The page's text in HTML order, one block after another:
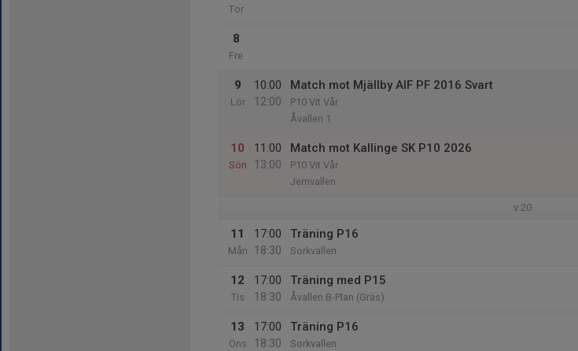
Tor
8
Fre
9
Lör
10:00
12:00
Match mot Mjällby AIF PF 2016 Svart
P10 Vit Vår
Åvallen 1
10
Sön
11:00
13:00
Match mot Kallinge SK P10 2026
P10 Vit Vår
Jernvallen
v.20
11
Mån
17:00
18:30
Träning P16
Sorkvallen
12
Tis
17:00
18:30
Träning med P15
Åvallen B-Plan (Gräs)
13
Ons
17:00
18:30
Träning P16
Sorkvallen